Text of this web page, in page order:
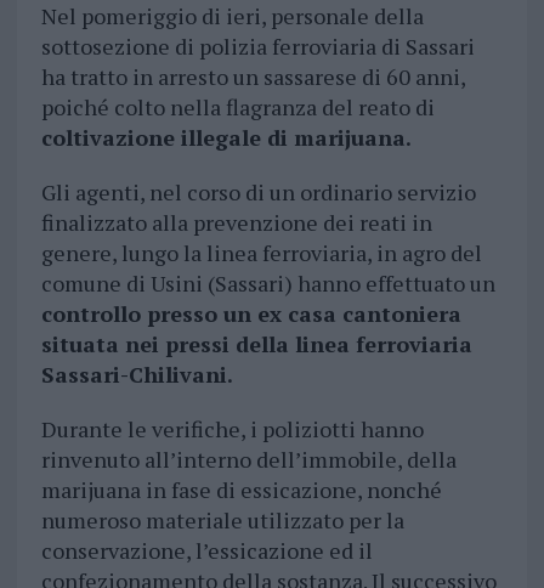
Nel pomeriggio di ieri, personale della
sottosezione di polizia ferroviaria di Sassari
ha tratto in arresto un sassarese di 60 anni,
poiché colto nella flagranza del reato di
coltivazione illegale di marijuana.
Gli agenti, nel corso di un ordinario servizio
finalizzato alla prevenzione dei reati in
genere, lungo la linea ferroviaria, in agro del
comune di Usini (Sassari) hanno effettuato un
controllo presso un ex casa cantoniera
situata nei pressi della linea ferroviaria
Sassari-Chilivani.
Durante le verifiche, i poliziotti hanno
rinvenuto all’interno dell’immobile, della
marijuana in fase di essicazione, nonché
numeroso materiale utilizzato per la
conservazione, l’essicazione ed il
confezionamento della sostanza. Il successivo